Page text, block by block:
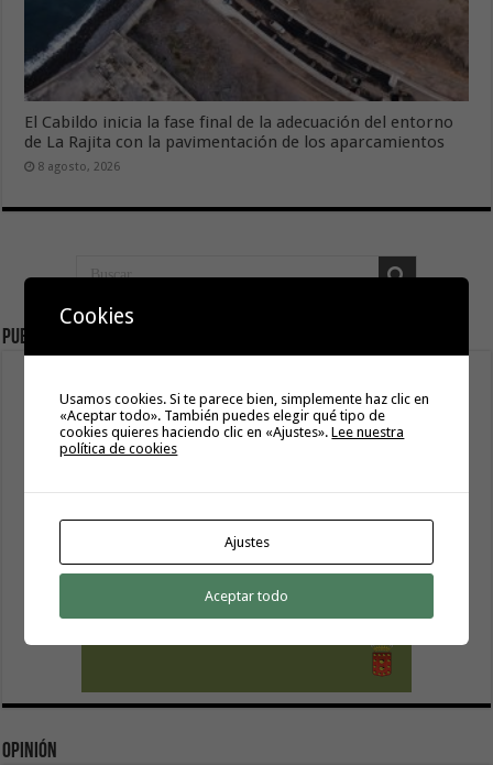
El Cabildo inicia la fase final de la adecuación del entorno
de La Rajita con la pavimentación de los aparcamientos
8 agosto, 2026
Publicidad
Opinión
Cookies
Usamos cookies. Si te parece bien, simplemente haz clic en
«Aceptar todo». También puedes elegir qué tipo de
cookies quieres haciendo clic en «Ajustes».Lee nuestra
política de cookies
Ajustes
Aceptar todo